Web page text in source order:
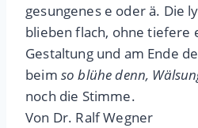
gesungenes e oder ä. Die
blieben flach, ohne tiefere
Gestaltung und am Ende
beim so blühe denn,
noch die Stimme.
Von Dr. Ralf Wegner